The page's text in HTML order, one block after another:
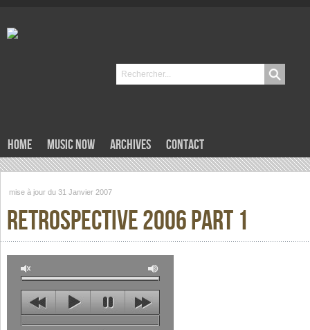
Home Music now Archives Contact
mise à jour du 31 Janvier 2007
Retrospective 2006 Part 1